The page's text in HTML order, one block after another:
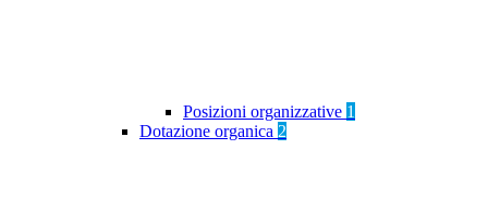
Posizioni organizzative 1
Dotazione organica 2